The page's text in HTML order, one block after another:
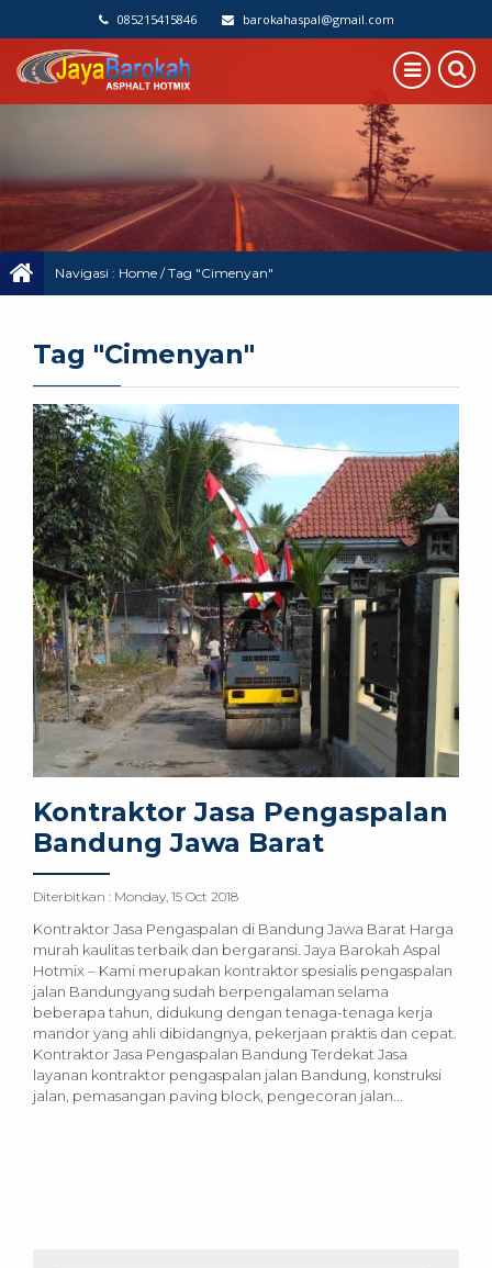
085215415846 barokahaspal@gmail.com
Navigasi : Home /Tag "Cimenyan"
Tag "Cimenyan"
Kontraktor Jasa Pengaspalan
Bandung Jawa Barat
Diterbitkan : Monday, 15 Oct 2018
Kontraktor Jasa Pengaspalan di Bandung Jawa Barat Harga
murah kaulitas terbaik dan bergaransi. Jaya Barokah Aspal
Hotmix – Kami merupakan kontraktor spesialis pengaspalan
jalan Bandungyang sudah berpengalaman selama
beberapa tahun, didukung dengan tenaga-tenaga kerja
mandor yang ahli dibidangnya, pekerjaan praktis dan cepat.
Kontraktor Jasa Pengaspalan Bandung Terdekat Jasa
layanan kontraktor pengaspalan jalan Bandung, konstruksi
jalan, pemasangan paving block, pengecoran jalan...